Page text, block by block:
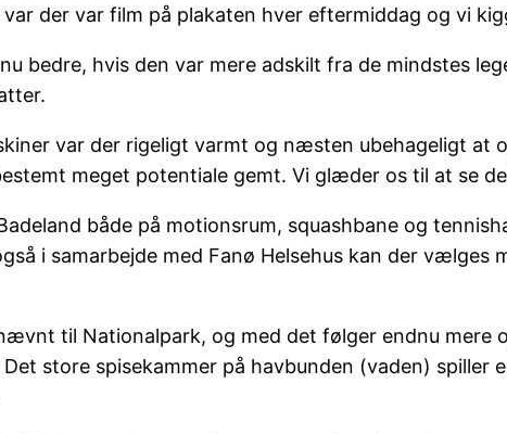
der var film på plakaten hver eftermiddag og vi
bedre, hvis den var mere adskilt fra de mindstes
var der rigeligt varmt og næsten ubehageligt at
meget potentiale gemt. Vi glæder os til at se
både på motionsrum, squashbane og
i samarbejde med Fanø Helsehus kan der
til Nationalpark, og med det følger endnu mere
store spisekammer på havbunden (vaden) spiller